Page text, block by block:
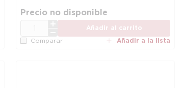
Precio no disponible
Añadir al carrito
Comparar Añadir a la lista